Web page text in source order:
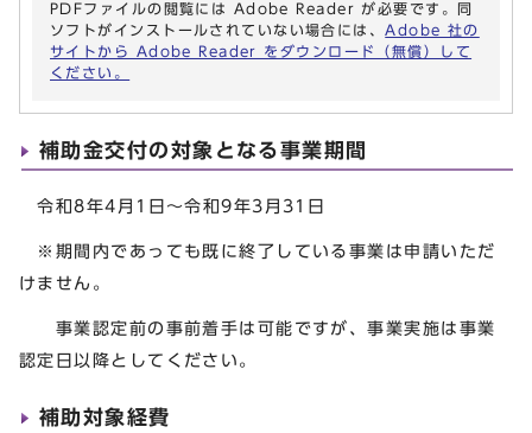
PDFファイルの閲覧には Adobe Reader が必要です。同
ソフトがインストールされていない場合には、Adobe 社の
サイトから Adobe Reader をダウンロード（無償）して
ください。
補助金交付の対象となる事業期間
令和8年4月1日～令和9年3月31日
※期間内であっても既に終了している事業は申請いただ
けません。
事業認定前の事前着手は可能ですが、事業実施は事業
認定日以降としてください。
補助対象経費